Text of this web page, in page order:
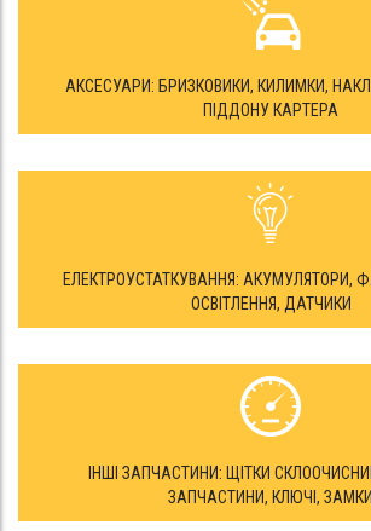
АКСЕСУАРИ: БРИЗКОВИКИ, КИЛИМКИ,
ПІДДОНУ КАРТЕРА
ЕЛЕКТРОУСТАТКУВАННЯ: АКУМУЛЯТОРИ,
ОСВІТЛЕННЯ, ДАТЧИКИ
ІНШІ ЗАПЧАСТИНИ: ЩІТКИ
ЗАПЧАСТИНИ, КЛЮЧІ, ЗАМКИ